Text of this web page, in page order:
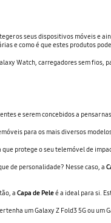
os seus dispositivos móveis e
e como é que estes produtos
Watch, carregadores sem fios,
e serem concebidos a pensar
para os mais diversos
protege o seu telemóvel de
de personalidade? Nesse caso, a
a Capa de Peleé a ideal para si.
um Galaxy Z Fold3 5G ou um